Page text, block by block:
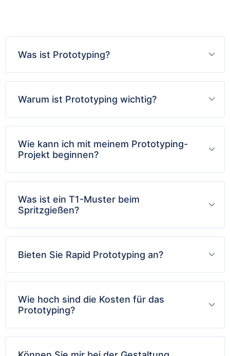
Was ist Prototyping?
Warum ist Prototyping wichtig?
Wie kann ich mit meinem Prototyping-
Projekt beginnen?
Was ist ein T1-Muster beim
Spritzgießen?
Bieten Sie Rapid Prototyping an?
Wie hoch sind die Kosten für das
Prototyping?